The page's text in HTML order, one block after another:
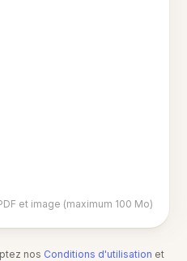
et image (maximum 100 Mo)
nos Conditions d'utilisation et